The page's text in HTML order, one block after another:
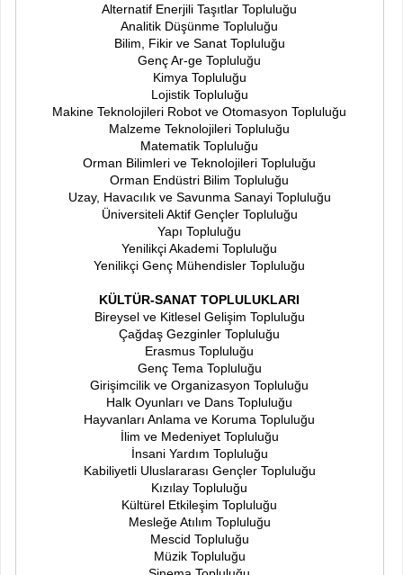
Alternatif Enerjili Taşıtlar Topluluğu
Analitik Düşünme Topluluğu
Bilim, Fikir ve Sanat Topluluğu
Genç Ar-ge Topluluğu
Kimya Topluluğu
Lojistik Topluluğu
Makine Teknolojileri Robot ve Otomasyon Topluluğu
Malzeme Teknolojileri Topluluğu
Matematik Topluluğu
Orman Bilimleri ve Teknolojileri Topluluğu
Orman Endüstri Bilim Topluluğu
Uzay, Havacılık ve Savunma Sanayi Topluluğu
Üniversiteli Aktif Gençler Topluluğu
Yapı Topluluğu
Yenilikçi Akademi Topluluğu
Yenilikçi Genç Mühendisler Topluluğu
KÜLTÜR-SANAT TOPLULUKLARI
Bireysel ve Kitlesel Gelişim Topluluğu
Çağdaş Gezginler Topluluğu
Erasmus Topluluğu
Genç Tema Topluluğu
Girişimcilik ve Organizasyon Topluluğu
Halk Oyunları ve Dans Topluluğu
Hayvanları Anlama ve Koruma Topluluğu
İlim ve Medeniyet Topluluğu
İnsani Yardım Topluluğu
Kabiliyetli Uluslararası Gençler Topluluğu
Kızılay Topluluğu
Kültürel Etkileşim Topluluğu
Mesleğe Atılım Topluluğu
Mescid Topluluğu
Müzik Topluluğu